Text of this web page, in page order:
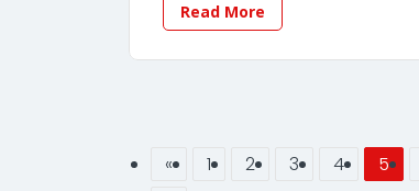
Read More
« 1 2 3 4 5